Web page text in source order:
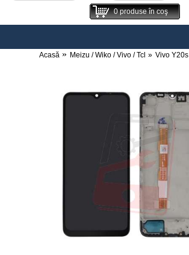
0produse în coş
Acasă Meizu / Wiko / Vivo / Tcl Vivo Y20s